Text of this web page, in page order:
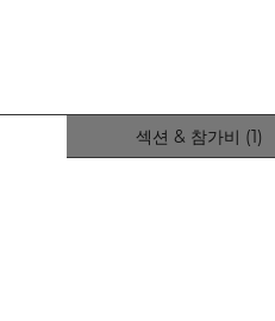
섹션 & 참가비 (1)